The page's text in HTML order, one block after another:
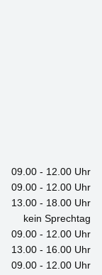
09.00 - 12.00 Uhr
09.00 - 12.00 Uhr
13.00 - 18.00 Uhr
kein Sprechtag
09.00 - 12.00 Uhr
13.00 - 16.00 Uhr
09.00 - 12.00 Uhr